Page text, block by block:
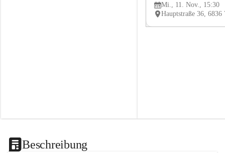
Mi., 11. Nov., 15:30
Beschreibung